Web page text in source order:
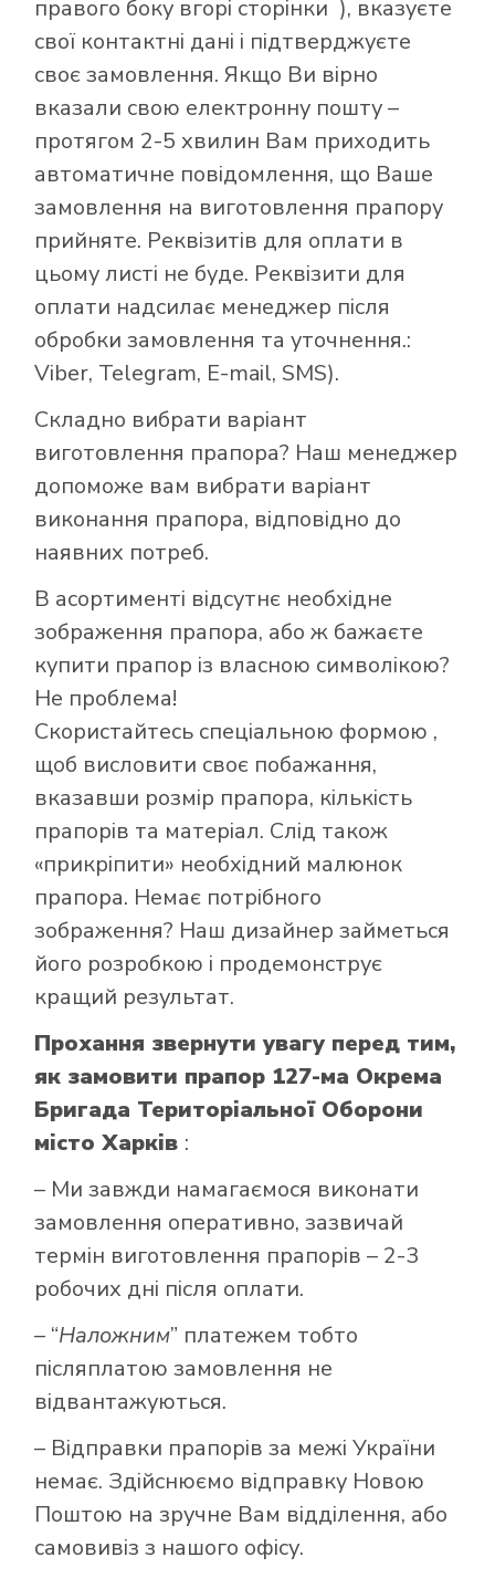
правого боку вгорі сторінки ), вказуєте
свої контактні дані і підтверджуєте
своє замовлення. Якщо Ви вірно
вказали свою електронну пошту –
протягом 2-5 хвилин Вам приходить
автоматичне повідомлення, що Ваше
замовлення на виготовлення прапору
прийняте. Реквізитів для оплати в
цьому листі не буде. Реквізити для
оплати надсилає менеджер після
обробки замовлення та уточнення.:
Viber, Telegram, E-mail, SMS).
Складно вибрати варіант
виготовлення прапора? Наш менеджер
допоможе вам вибрати варіант
виконання прапора, відповідно до
наявних потреб.
В асортименті відсутнє необхідне
зображення прапора, або ж бажаєте
купити прапор із власною символікою?
Не проблема!
Скористайтесь спеціальною формою ,
щоб висловити своє побажання,
вказавши розмір прапора, кількість
прапорів та матеріал. Слід також
«прикріпити» необхідний малюнок
прапора. Немає потрібного
зображення? Наш дизайнер займеться
його розробкою і продемонструє
кращий результат.
Прохання звернути увагу перед тим,
як замовити прапор 127-ма Окрема
Бригада Територіальної Оборони
місто Харків :
– Ми завжди намагаємося виконати
замовлення оперативно, зазвичай
термін виготовлення прапорів – 2-3
робочих дні після оплати.
– “Наложним” платежем тобто
післяплатою замовлення не
відвантажуються.
– Відправки прапорів за межі України
немає. Здійснюємо відправку Новою
Поштою на зручне Вам відділення, або
самовивіз з нашого офісу.
Як купити прапор
магазині Лакор: